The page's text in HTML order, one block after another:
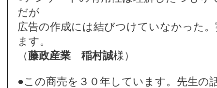
だが
広告の作成には結びつけていなかった
ます。
（藤政産業 稲村誠様）
●この商売を３０年しています。先生の